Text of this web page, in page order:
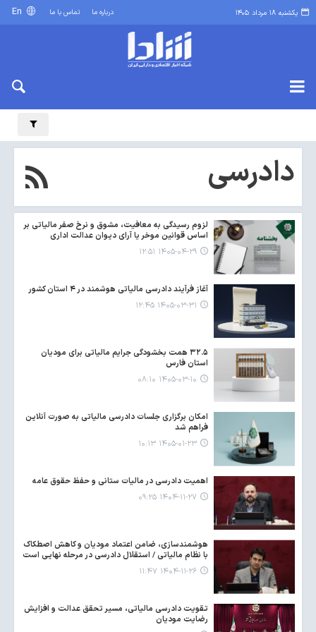
یکشنبه ۱۸ مرداد ۱۴۰۵ درباره ما تماس با ما
دادرسی
لزوم رسیدگی به معافیت، مشوق و نرخ صفر مالیاتی بر
اساس قوانین موخر یا آرای دیوان عدالت اداری
۱۴۰۵-۰۴-۲۹ ۱۲:۵۱
آغاز فرآیند دادرسی مالیاتی هوشمند در ۴ استان کشور
۱۴۰۵-۰۳-۳۱ ۱۲:۴۵
۳۲.۵ همت بخشودگی جرایم مالیاتی برای مودیان
استان فارس
۱۴۰۵-۰۳-۱۰ ۰۸:۱۰
امکان برگزاری جلسات دادرسی مالیاتی به صورت آنلاین
فراهم شد
۱۴۰۵-۰۱-۲۳ ۱۰:۱۳
اهمیت دادرسی در مالیات ستانی و حفظ حقوق عامه
۱۴۰۴-۱۱-۲۷ ۰۹:۲۵
هوشمندسازی، ضامن اعتماد مودیان و کاهش اصطکاک
با نظام مالیاتی / استقلال دادرسی در مرحله نهایی است
۱۴۰۴-۱۱-۲۶ ۱۱:۴۷
تقویت دادرسی مالیاتی، مسیر تحقق عدالت و افزایش
رضایت مودیان